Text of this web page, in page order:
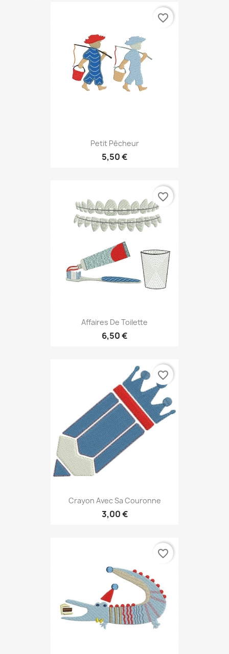
Petit Pêcheur
5,50 €
favorite_border
Affaires De Toilette
6,50 €
favorite_border
Crayon Avec Sa Couronne
3,00 €
favorite_border
favorite_border